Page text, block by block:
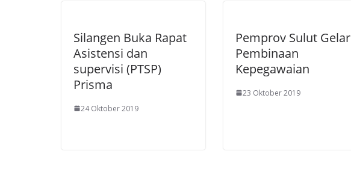
Silangen Buka Rapat
Asistensi dan
supervisi (PTSP)
Prisma
24 Oktober 2019
Pemprov Sulut Gelar
Pembinaan
Kepegawaian
23 Oktober 2019